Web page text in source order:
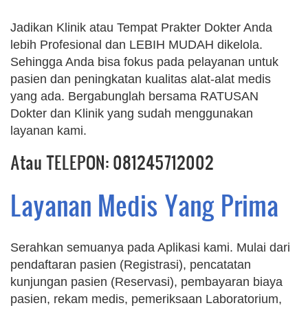
Jadikan Klinik atau Tempat Prakter Dokter Anda
lebih Profesional dan LEBIH MUDAH dikelola.
Sehingga Anda bisa fokus pada pelayanan untuk
pasien dan peningkatan kualitas alat-alat medis
yang ada. Bergabunglah bersama RATUSAN
Dokter dan Klinik yang sudah menggunakan
layanan kami.
Atau TELEPON: 081245712002
Layanan Medis Yang Prima
Serahkan semuanya pada Aplikasi kami. Mulai dari
pendaftaran pasien (Registrasi), pencatatan
kunjungan pasien (Reservasi), pembayaran biaya
pasien, rekam medis, pemeriksaan Laboratorium,